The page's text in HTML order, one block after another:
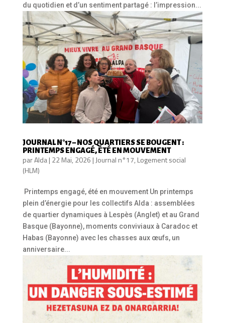
du quotidien et d’un sentiment partagé : l’impression...
JOURNAL N°17 – NOS QUARTIERS SE BOUGENT :
PRINTEMPS ENGAGÉ, ÉTÉ EN MOUVEMENT
parAlda| 22 Mai, 2026 | Journal n°17, Logement social
(HLM)
Printemps engagé, été en mouvement Un printemps
plein d’énergie pour les collectifs Alda : assemblées
de quartier dynamiques à Lespès (Anglet) et au Grand
Basque (Bayonne), moments conviviaux à Caradoc et
Habas (Bayonne) avec les chasses aux œufs, un
anniversaire...